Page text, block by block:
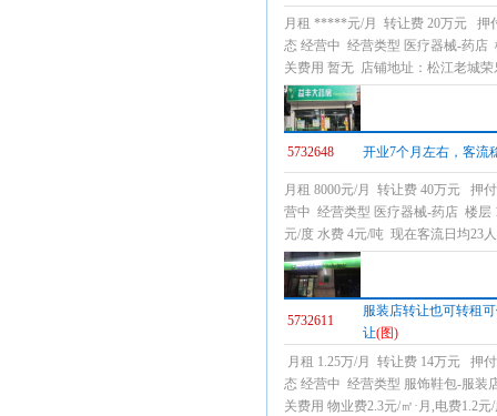
月租 *****元/月 转让费 20万元 押
态 经营中 经营类型 医疗器械-药店
关费用 暂无 店铺地址：松江老城
5732648 开业7个月左右，客流
月租 8000元/月 转让费 40万元 押
营中 经营类型 医疗器械-药店 楼层
元/度 水费 4元/吨 现在客流日均23
5732611
服装店转让也可转租
让(图)
月租 1.25万/月 转让费 14万元 押
态 经营中 经营类型 服饰鞋包-服装
关费用 物业费2.3元/㎡·月,电费1.2